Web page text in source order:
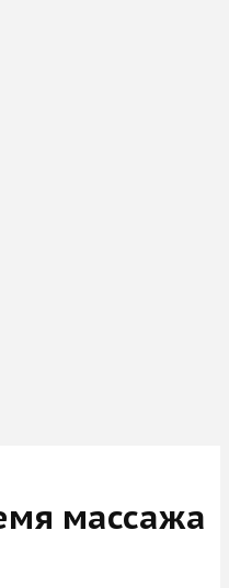
массажа